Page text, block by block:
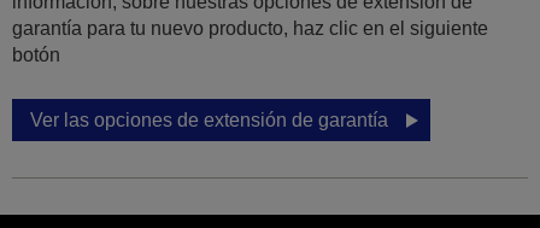
garantía para tu nuevo producto, haz clic en el siguiente
botón
Ver las opciones de extensión de garantía